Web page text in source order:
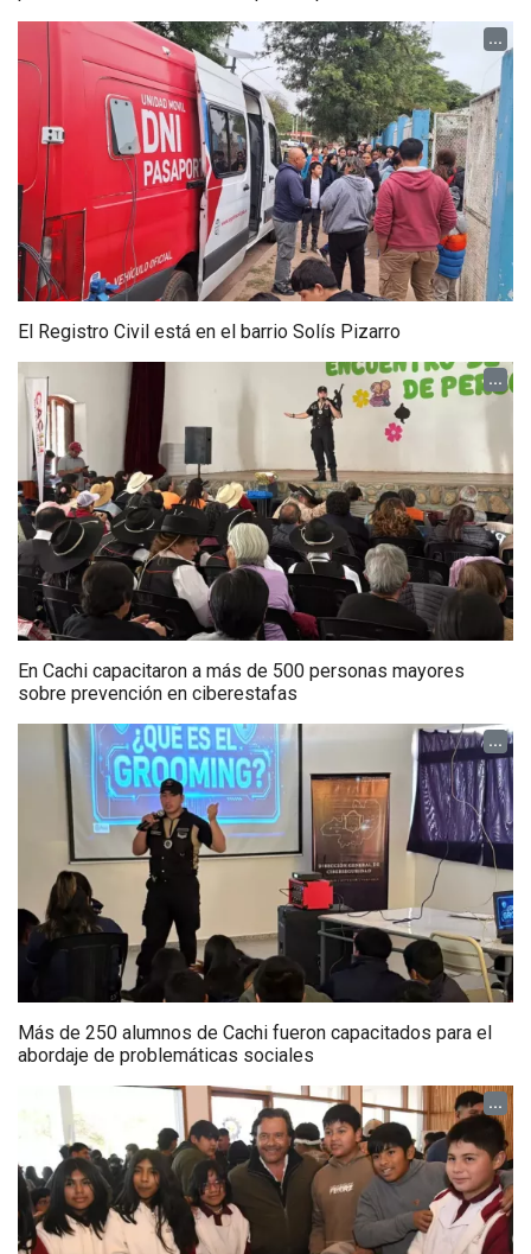
...
El Registro Civil está en el barrio Solís Pizarro
...
En Cachi capacitaron a más de 500 personas mayores
sobre prevención en ciberestafas
...
Más de 250 alumnos de Cachi fueron capacitados para el
abordaje de problemáticas sociales
...